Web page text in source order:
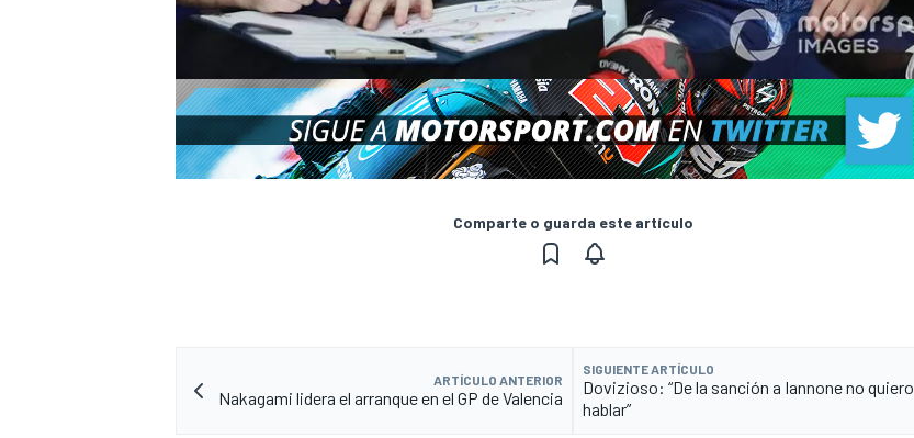
Comparte o guarda este artículo
ARTÍCULO ANTERIOR
Nakagami lidera el arranque en el GP de Valencia
SIGUIENTE ARTÍCULO
Dovizioso: “De la sanción a Iannone no quiero
hablar”